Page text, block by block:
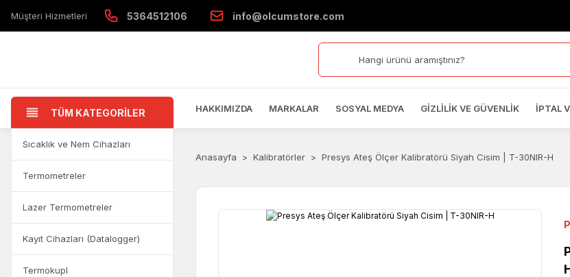
Müşteri Hizmetleri 5364512106 info@olcumstore.com
TÜM KATEGORİLER HAKKIMIZDA MARKALAR SOSYAL MEDYA GIZLILIK VE GÜVENLIK İPTAL
Sıcaklık ve Nem Cihazları
Termometreler
Lazer Termometreler
Kayıt Cihazları (Datalogger)
Termokupl
Anasayfa Kalibratörler Presys Ateş Ölçer Kalibratörü Siyah Cisim | T-30NIR-H